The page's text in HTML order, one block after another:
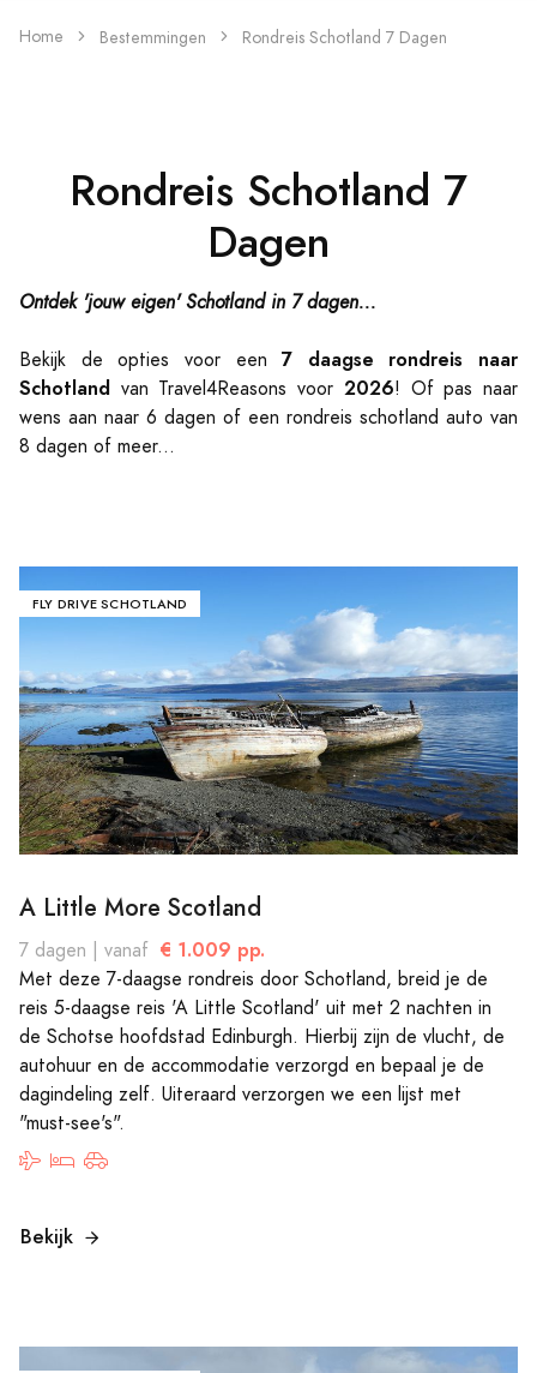
Home Bestemmingen Rondreis Schotland 7 Dagen
Rondreis Schotland 7
Dagen
Ontdek 'jouw eigen' Schotland in 7 dagen...
Bekijk de opties voor een7 daagse rondreis naar
Schotland van Travel4Reasons voor 2026! Of pas naar
wens aan naar 6 dagen of een rondreis schotland auto van
8 dagen of meer...
FLY DRIVE SCHOTLAND
A Little More Scotland
7 dagen | vanaf € 1.009 pp.
Met deze 7-daagse rondreis door Schotland, breid je de
reis 5-daagse reis 'A Little Scotland' uit met 2 nachten in
de Schotse hoofdstad Edinburgh. Hierbij zijn de vlucht, de
autohuur en de accommodatie verzorgd en bepaal je de
dagindeling zelf. Uiteraard verzorgen we een lijst met
"must-see's".
Bekijk